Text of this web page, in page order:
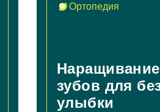
Ортопедия
зубов для
улыбки